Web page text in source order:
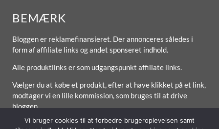
BEMÆRK
Bloggen er reklamefinansieret. Der annonceres således i
form af affiliate links og andet sponseret indhold.
Alle produktlinks er som udgangspunkt affiliate links.
Vælger du at købe et produkt, efter at have klikket på et link,
modtager vi en lille kommission, som bruges til at drive
bloggen.
Vi bruger cookies til at forbedre brugeroplevelsen samt